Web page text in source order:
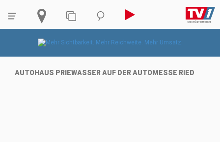
AUTOHAUS PRIEWASSER AUF DER AUTOMESSE RIED